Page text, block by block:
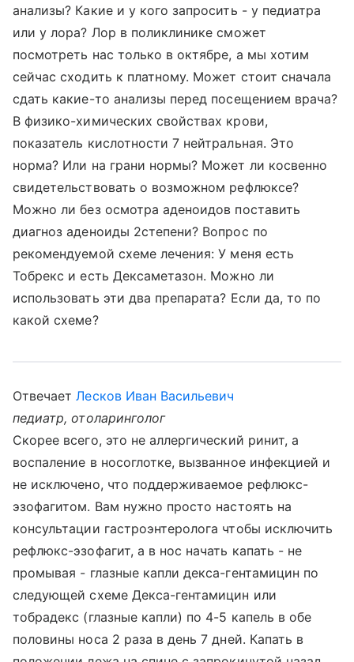
анализы? Какие и у кого запросить - у педиатра
или у лора? Лор в поликлинике сможет
посмотреть нас только в октябре, а мы хотим
сейчас сходить к платному. Может стоит сначала
сдать какие-то анализы перед посещением врача?
В физико-химических свойствах крови,
показатель кислотности 7 нейтральная. Это
норма? Или на грани нормы? Может ли косвенно
свидетельствовать о возможном рефлюксе?
Можно ли без осмотра аденоидов поставить
диагноз аденоиды 2степени? Вопрос по
рекомендуемой схеме лечения: У меня есть
Тобрекс и есть Дексаметазон. Можно ли
использовать эти два препарата? Если да, то по
какой схеме?
ОтвечаетЛесков Иван Васильевич
педиатр, отоларинголог
Скорее всего, это не аллергический ринит, а
воспаление в носоглотке, вызванное инфекцией и
не исключено, что поддерживаемое рефлюкс-
эзофагитом. Вам нужно просто настоять на
консультации гастроэнтеролога чтобы исключить
рефлюкс-эзофагит, а в нос начать капать - не
промывая - глазные капли декса-гентамицин по
следующей схеме Декса-гентамицин или
тобрадекс (глазные капли) по 4-5 капель в обе
половины носа 2 раза в день 7 дней. Капать в